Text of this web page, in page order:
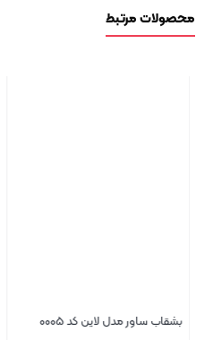
محصولات مرتبط
بشقاب ساور مدل لاین کد ۰۰۰۵